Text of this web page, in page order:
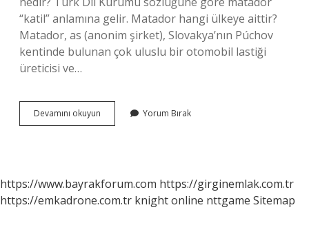
“katil” anlamına gelir. Matador hangi ülkeye aittir?
Matador, as (anonim şirket), Slovakya’nın Púchov
kentinde bulunan çok uluslu bir otomobil lastiği
üreticisi ve…
Devamını okuyun Matador
Ne
Yorum Bırak
https://www.bayrakforum.com https://girginemlak.com.tr
https://emkadrone.com.tr knight online nttgame Sitemap